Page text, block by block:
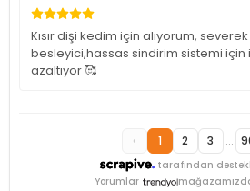
Kısır dişi kedim için alıyorum,
besleyici,hassas sindirim sistemi
azaltıyor 🥰
tarafından
‹ 1 2 3 ...
Yorumlar